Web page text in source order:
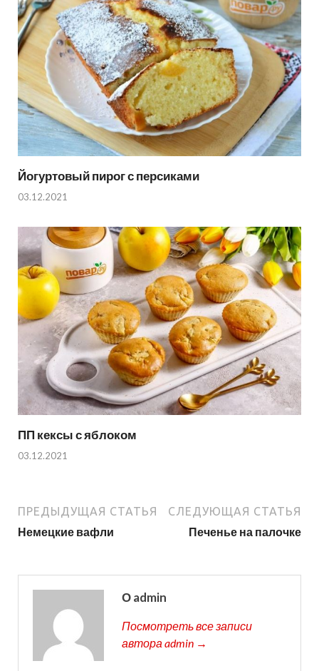
Йогуртовый пирог с персиками
03.12.2021
ПП кексы с яблоком
03.12.2021
ПРЕДЫДУЩАЯ СТАТЬЯ
Немецкие вафли
СЛЕДУЮЩАЯ СТАТЬЯ
Печенье на палочке
О admin
Посмотреть все записи
автора admin →